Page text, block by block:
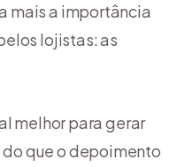
mais a importância
lojistas: as
melhor para gerar
que o depoimento